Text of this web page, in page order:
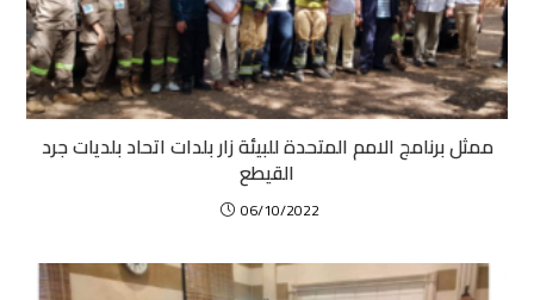
ممثل برنامج الامم المتحدة للبيئة زار بلدات اتحاد بلديات جرد
القيطع
06/10/2022